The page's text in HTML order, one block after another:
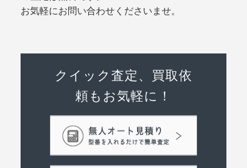
お気軽にお問い合わせくださいませ。
クイック査定、買取依
頼もお気軽に！